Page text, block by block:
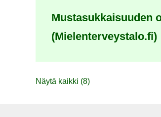
Mustasukkaisuuden
(Mielenterveystalo.fi)
Näytä kaikki (8)